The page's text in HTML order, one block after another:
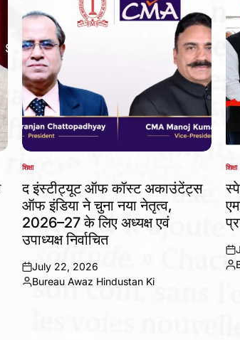
POSTED
IN
शिक्षा
द इंस्टीट्यूट ऑफ कॉस्ट अकाउंटेंट्स
ऑफ इंडिया ने चुना नया नेतृत्व,
2026–27 के लिए अध्यक्ष एवं
उपाध्यक्ष निर्वाचित
on
July 22, 2026
Posted
Bureau Awaz Hindustan Ki
IN
शिक्षा
on